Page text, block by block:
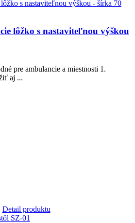
lôžko s nastaviteľnou výškou
pre ambulancie a miestnosti 1.
aj ...
Detail produktu